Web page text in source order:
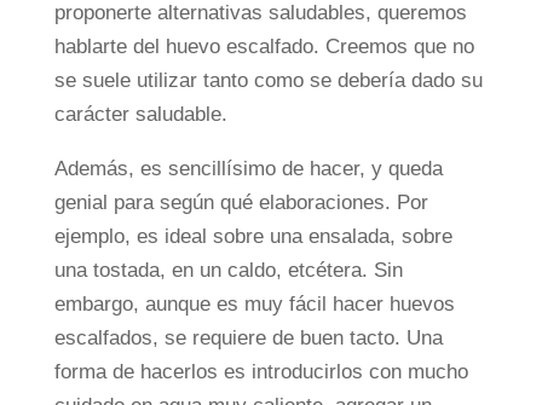
proponerte alternativas saludables, queremos
hablarte del huevo escalfado. Creemos que no
se suele utilizar tanto como se debería dado su
carácter saludable.
Además, es sencillísimo de hacer, y queda
genial para según qué elaboraciones. Por
ejemplo, es ideal sobre una ensalada, sobre
una tostada, en un caldo, etcétera. Sin
embargo, aunque es muy fácil hacer huevos
escalfados, se requiere de buen tacto. Una
forma de hacerlos es introducirlos con mucho